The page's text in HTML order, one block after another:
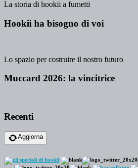
La storia di hookii a fumetti
Hookii ha bisogno di voi
Lo spazio per costruire il nostro futuro
Muccard 2026: la vincitrice
Recenti
Aggiorna